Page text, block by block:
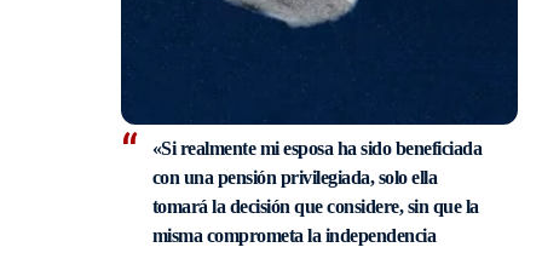
«Si realmente mi esposa ha sido beneficiada
con una pensión privilegiada, solo ella
tomará la decisión que considere, sin que la
misma comprometa la independencia